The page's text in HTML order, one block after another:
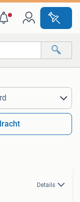
Details